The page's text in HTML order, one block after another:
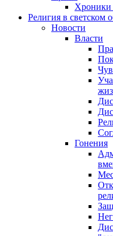
Хроники
Религия в светском
Новости
Власти
Гонения